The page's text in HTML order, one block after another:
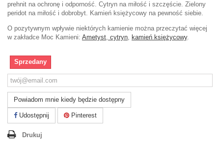
prehnit na ochronę i odporność. Cytryn na miłość i szczęście. Zielony
peridot na miłość i dobrobyt. Kamień księżycowy na pewność siebie.
O pozytywnym wpływie niektórych kamienie można przeczytać więcej
w zakładce Moc Kamieni: Ametyst, cytryn, kamień księżycowy.
Sprzedany
Powiadom mnie kiedy będzie dostępny
Udostępnij Pinterest
Drukuj